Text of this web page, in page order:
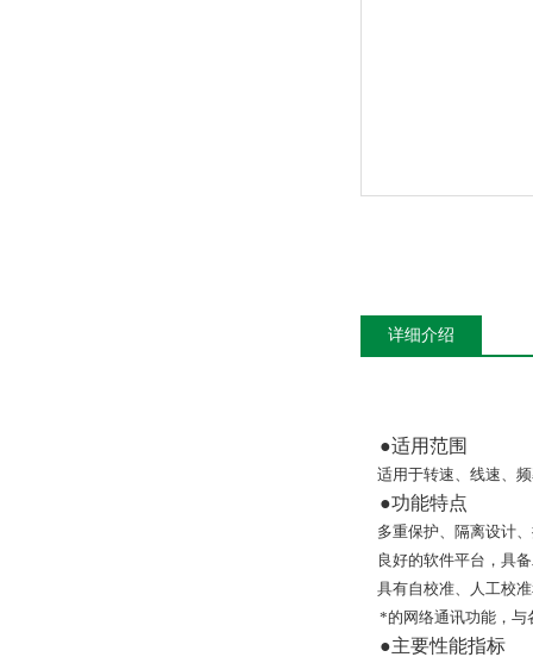
详细介绍
●适用范围
适用于转速、线速、
●功能特点
多重保护、隔离设计
良好的软件平台，具
具有自校准、人工校
*的网络通讯功能，与
●主要性能指标